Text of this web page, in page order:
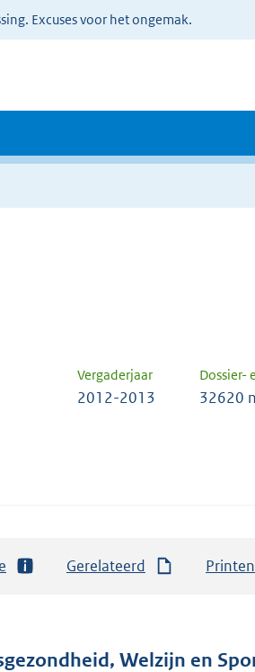
Excuses voor het ongemak.
Vergaderjaar Dossier-
2012-2013 32620
Gerelateerd Printen
Welzijn en